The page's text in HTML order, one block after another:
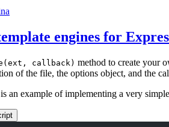
engines for
callback) method to create your
of the file, the options object, and the
an example of implementing a very